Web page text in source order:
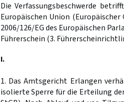
Die Verfassungsbeschwerde
Europäischen Union
2006/126/EG des Europäischen
Führerschein (3.
I.
1. Das Amtsgericht Erlangen
isolierte Sperre für die Erteilung